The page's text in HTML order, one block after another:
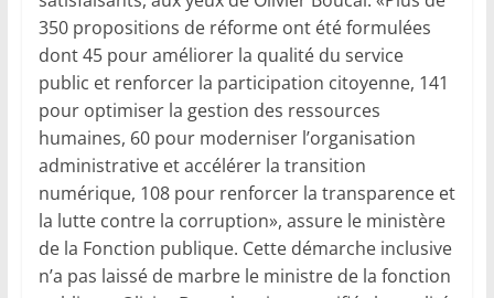
350 propositions de réforme ont été formulées
dont 45 pour améliorer la qualité du service
public et renforcer la participation citoyenne, 141
pour optimiser la gestion des ressources
humaines, 60 pour moderniser l’organisation
administrative et accélérer la transition
numérique, 108 pour renforcer la transparence et
la lutte contre la corruption», assure le ministère
de la Fonction publique. Cette démarche inclusive
n’a pas laissé de marbre le ministre de la fonction